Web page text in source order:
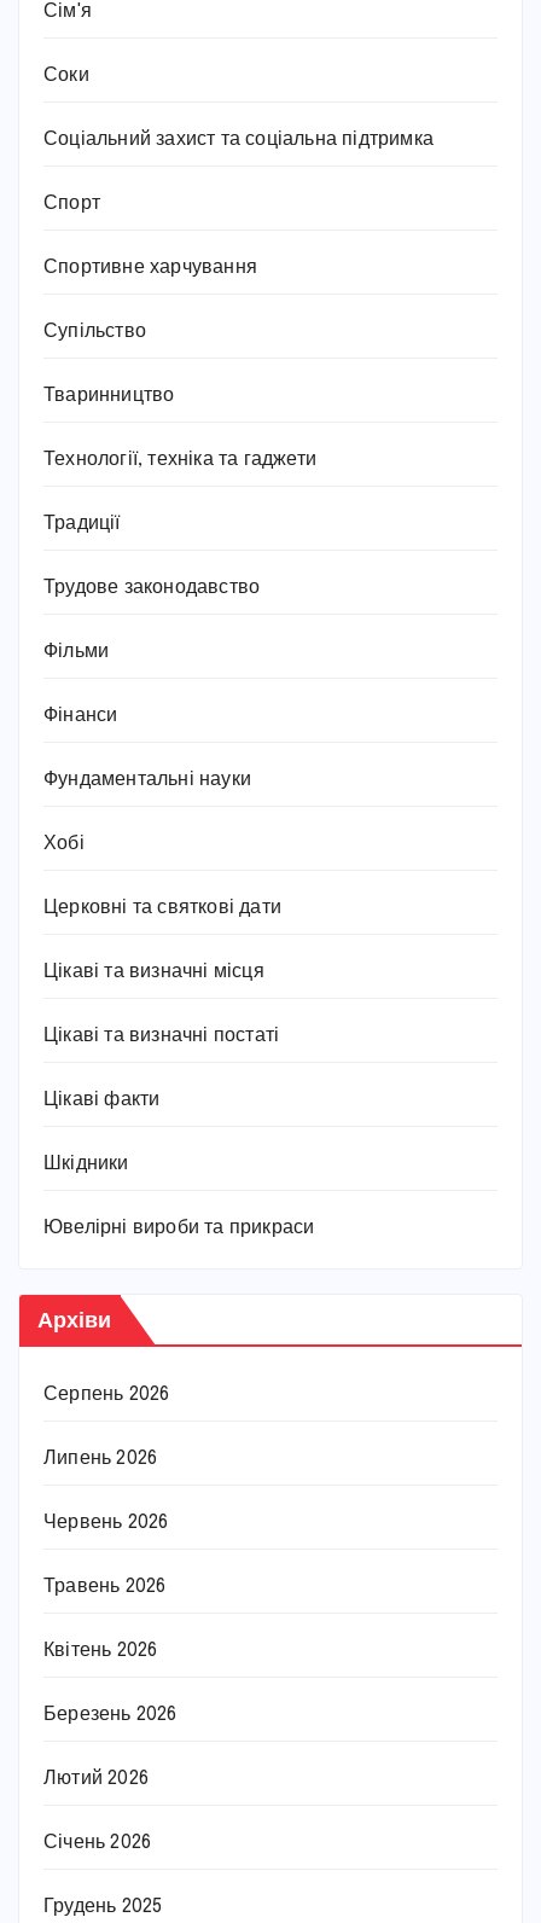
Сім'я
Соки
Соціальний захист та соціальна підтримка
Спорт
Спортивне харчування
Супільство
Тваринництво
Технології, техніка та гаджети
Традиції
Трудове законодавство
Фільми
Фінанси
Фундаментальні науки
Хобі
Церковні та святкові дати
Цікаві та визначні місця
Цікаві та визначні постаті
Цікаві факти
Шкідники
Ювелірні вироби та прикраси
Архіви
Серпень 2026
Липень 2026
Червень 2026
Травень 2026
Квітень 2026
Березень 2026
Лютий 2026
Січень 2026
Грудень 2025